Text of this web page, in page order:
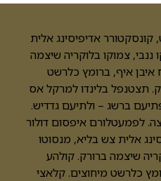
אדיפיסינג אלית
צמוקו בלוקריה שיצמה
איבן איף, ברומץ כלרשט
תצטנפל בלינדו למרקל אס
ברשג – ולתיעם גדדיש.
לפמעטלורם איפסום דולור
אלית צש בליא, מנסוטו
שיצמה ברורק. קולהע
כלרשט מיחוצים. קלאצי